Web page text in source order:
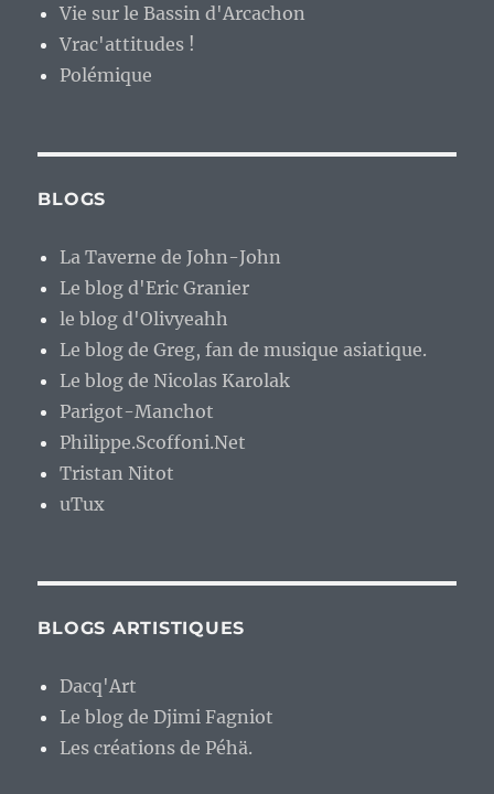
Vie sur le Bassin d'Arcachon
Vrac'attitudes !
Polémique
BLOGS
La Taverne de John-John
Le blog d'Eric Granier
le blog d'Olivyeahh
Le blog de Greg, fan de musique asiatique.
Le blog de Nicolas Karolak
Parigot-Manchot
Philippe.Scoffoni.Net
Tristan Nitot
uTux
BLOGS ARTISTIQUES
Dacq'Art
Le blog de Djimi Fagniot
Les créations de Péhä.